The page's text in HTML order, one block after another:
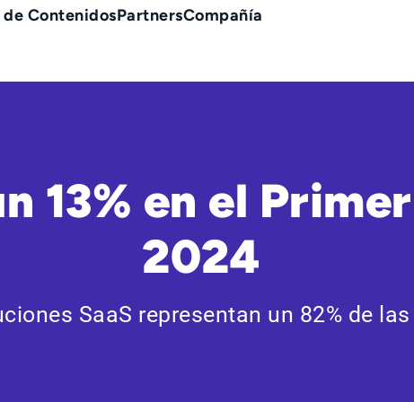
de ContenidosPartnersCompañía
13% en el
2024
SaaS representan un 82% de